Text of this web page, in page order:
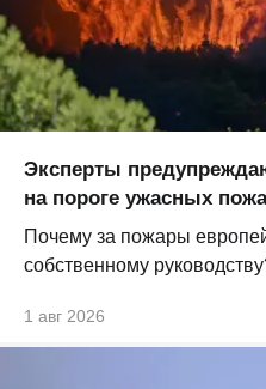
Эксперты
на пороге ужасных
Почему за пожары
собственному
1 авг 2026